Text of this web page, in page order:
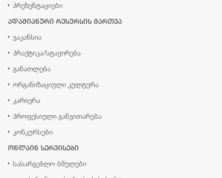
პრეზენტაციები
ადამიანური რესურსის მართვა
ვაკანსია
პრაქტიკა/სტაჟირება
განათლება
ორგანიზაციული კულტურა
კარიერა
პროფესიული განვითარება
კონკურსები
ონლაინ სერვისები
სასარგებლო ბმულები